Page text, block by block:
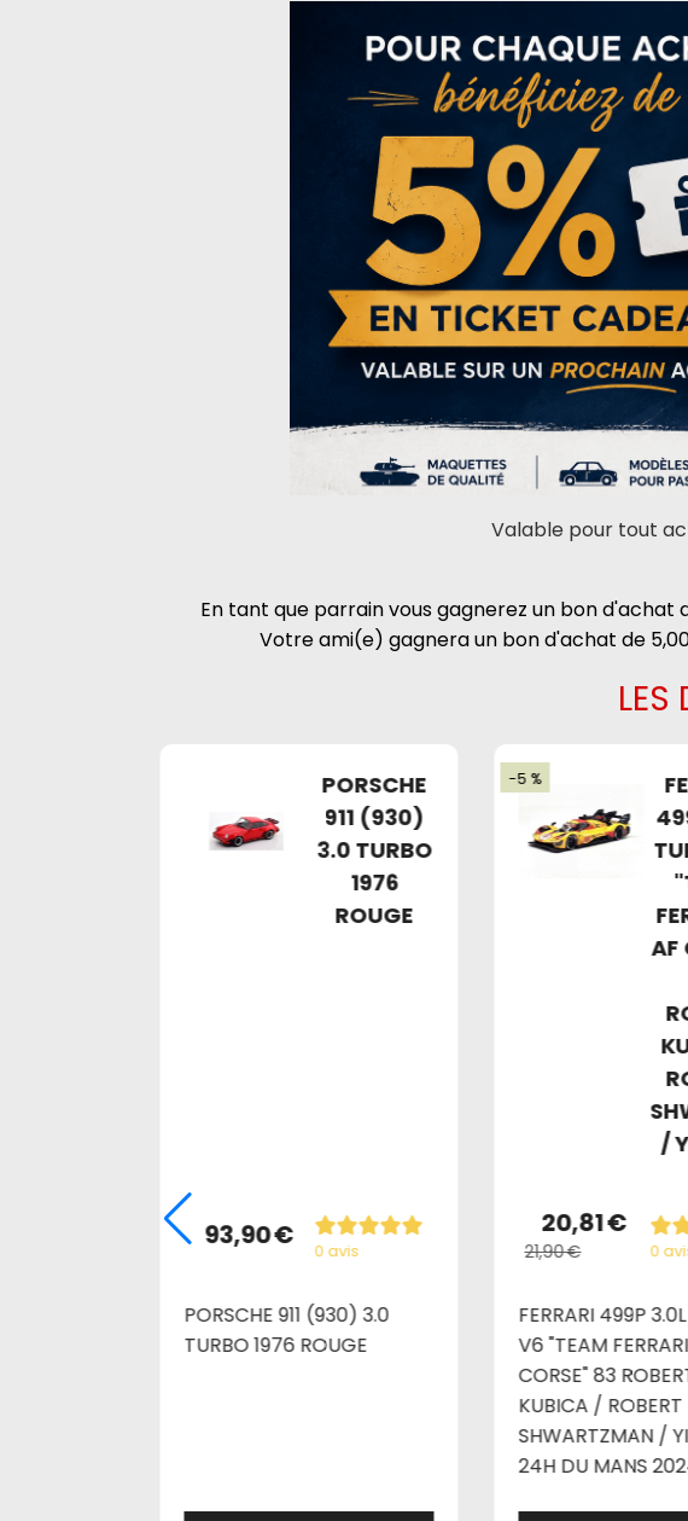
Valable pour tout
En tant que parrain vous gagnerez un bon
Votre ami(e) gagnera un bon d'achat de
LES
PORSCHE
911 (930)
3.0 TURBO
1976
ROUGE
0 avis
93,90€
PORSCHE 911 (930) 3.0
TURBO 1976 ROUGE
-5 %
AF
/
0
20,81€
21,90€
FERRARI 499P
V6 "TEAM
CORSE" 83
KUBICA / ROBERT
SHWARTZMAN /
24H DU MANS